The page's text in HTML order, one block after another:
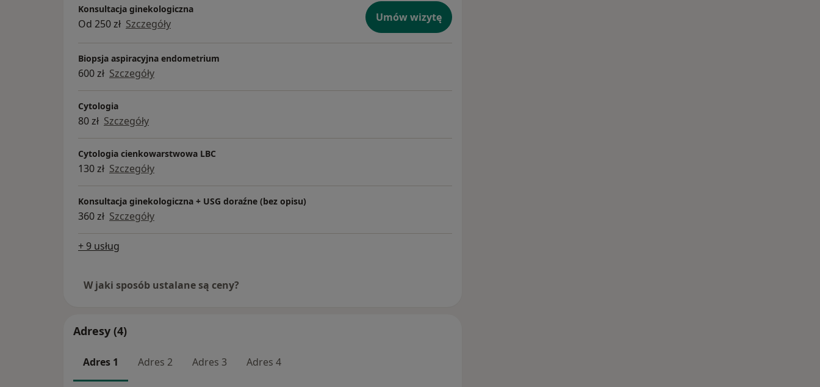
Konsultacja ginekologiczna
Od 250 zł Szczegóły Umów wizytę
Biopsja aspiracyjna endometrium
600 zł Szczegóły
Cytologia
80 zł Szczegóły
Cytologia cienkowarstwowa LBC
130 zł Szczegóły
Konsultacja ginekologiczna + USG doraźne (bez opisu)
360 zł Szczegóły
+ 9 usług
W jaki sposób ustalane są ceny?
Adresy (4)
Adres 1 Adres 2 Adres 3 Adres 4